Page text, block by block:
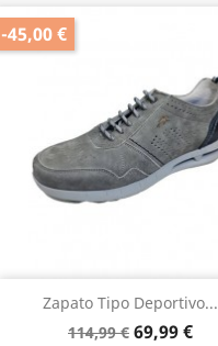
Zapato Tipo Deportivo...
114,99 € 69,99 €
-45,00 €